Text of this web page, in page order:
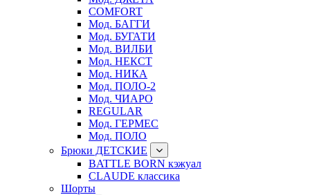
COMFORT
Мод. БАГГИ
Мод. БУГАТИ
Мод. ВИЛБИ
Мод. НЕКСТ
Мод. НИКА
Мод. ПОЛО-2
Мод. ЧИАРО
REGULAR
Мод. ГЕРМЕС
Мод. ПОЛО
Брюки ДЕТСКИЕ
BATTLE BORN кэжуал
CLAUDE классика
Шорты